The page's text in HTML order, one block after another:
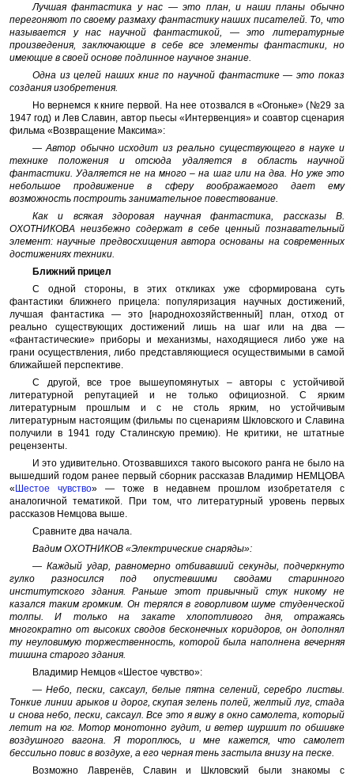
Лучшая фантастика у нас — это план, и наши планы обычно
перегоняют по своему размаху фантастику наших писателей. То, что
называется у нас научной фантастикой, — это литературные
произведения, заключающие в себе все элементы фантастики, но
имеющие в своей основе подлинное научное знание.
Одна из целей наших книг по научной фантастике — это показ
создания изобретения.
Но вернемся к книге первой. На нее отозвался в «Огоньке» (№29 за
1947 год) и Лев Славин, автор пьесы «Интервенция» и соавтор сценария
фильма «Возвращение Максима»:
— Автор обычно исходит из реально существующего в науке и
технике положения и отсюда удаляется в область научной
фантастики. Удаляется не на много – на шаг или на два. Но уже это
небольшое продвижение в сферу воображаемого дает ему
возможность построить занимательное повествование.
Как и всякая здоровая научная фантастика, рассказы В.
ОХОТНИКОВА неизбежно содержат в себе ценный познавательный
элемент: научные предвосхищения автора основаны на современных
достижениях техники.
Ближний прицел
С одной стороны, в этих откликах уже сформирована суть
фантастики ближнего прицела: популяризация научных достижений,
лучшая фантастика — это [народнохозяйственный] план, отход от
реально существующих достижений лишь на шаг или на два —
«фантастические» приборы и механизмы, находящиеся либо уже на
грани осуществления, либо представляющиеся осуществимыми в самой
ближайшей перспективе.
С другой, все трое вышеупомянутых – авторы с устойчивой
литературной репутацией и не только официозной. С ярким
литературным прошлым и с не столь ярким, но устойчивым
литературным настоящим (фильмы по сценариям Шкловского и Славина
получили в 1941 году Сталинскую премию). Не критики, не штатные
рецензенты.
И это удивительно. Отозвавшихся такого высокого ранга не было на
вышедший годом ранее первый сборник рассказав Владимир НЕМЦОВА
«Шестое чувство» — тоже в недавнем прошлом изобретателя с
аналогичной тематикой. При том, что литературный уровень первых
рассказов Немцова выше.
Сравните два начала.
Вадим ОХОТНИКОВ «Электрические снаряды»:
— Каждый удар, равномерно отбивавший секунды, подчеркнуто
гулко разносился под опустевшими сводами старинного
институтского здания. Раньше этот привычный стук никому не
казался таким громким. Он терялся в говорливом шуме студенческой
толпы. И только на закате хлопотливого дня, отражаясь
многократно от высоких сводов бесконечных коридоров, он дополнял
ту неуловимую торжественность, которой была наполнена вечерняя
тишина старого здания.
Владимир Немцов «Шестое чувство»:
— Небо, пески, саксаул, белые пятна селений, серебро листвы.
Тонкие линии арыков и дорог, скупая зелень полей, желтый луг, стада
и снова небо, пески, саксаул. Все это я вижу в окно самолета, который
летит на юг. Мотор монотонно гудит, и ветер шуршит по обшивке
воздушного вагона. Я тороплюсь, и мне кажется, что самолет
бессильно повис в воздухе, а его черная тень застыла внизу на песке.
Возможно Лавренёв, Славин и Шкловский были знакомы с